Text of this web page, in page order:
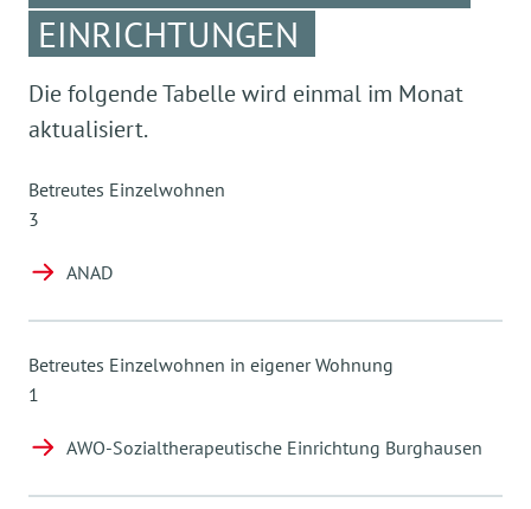
EINRICHTUNGEN
Die folgende Tabelle wird einmal im Monat
aktualisiert.
Betreutes Einzelwohnen
3
ANAD
Betreutes Einzelwohnen in eigener Wohnung
1
AWO-Sozialtherapeutische Einrichtung Burghausen